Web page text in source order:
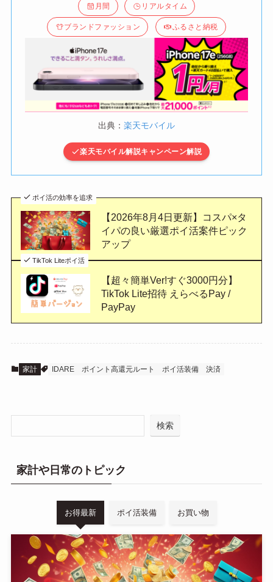
月間 リアルタイム
ブランドファッション ふるさと納税
出典： 楽天モバイル
楽天モバイル解説キャンペーン解説
ポイ活の効率を追求
【2026年8月4日更新】コスパ×タ
イパの良い厳選ポイ活案件ピック
アップ
TikTok Liteポイ活
【超々簡単Ver!すぐ3000円分】
TikTok Lite招待 えらべるPay /
PayPay
家計 IDARE ポイント高還元ルート ポイ活装備 決済
検索
家計や日常のトピック
お得最新 ポイ活装備 お買い物